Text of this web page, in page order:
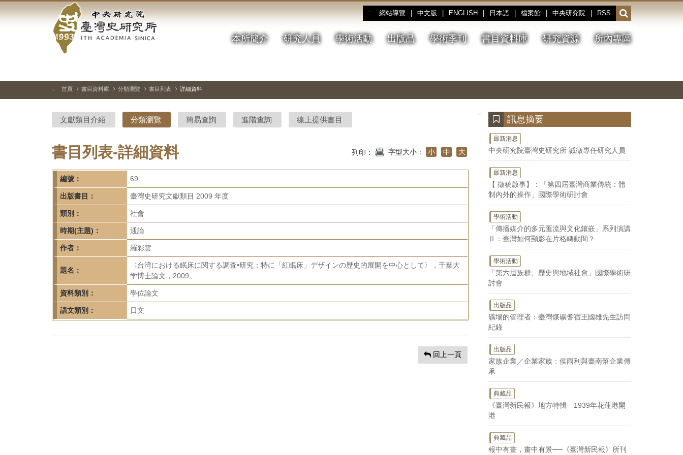
到
中
央
研
院-
臺
灣
史
研
究
所-
首
頁
::: 網站導覽 中文版 ENGLISH 日本語 檔案館 中央研究院 RSS
開
啟
或
收
本所簡介 研究人員 學術活動 出版品 學術季刊 書目資料庫 研究資源 所內專區
停、
圖
圖
結
::: 首頁 書目資料庫 分類瀏覽 書目列表 詳細資料
文獻類目介紹 分類瀏覽 簡易查詢 進階查詢 線上提供書目
書目列表-詳細資料 列印： 字型大小： 小 中 大
編號： 69
出版書目： 臺灣史研究文獻類目 2009 年度
類別： 社會
時期(主題)： 通論
作者： 羅彩雲
題名：
〈台湾における眠床に関する調査•研究：特に「紅眠床」デザインの歴史的展開を中心として〉，千葉大
学博士論文，2009。
資料類別： 學位論文
語文類別： 日文
回上一頁
訊息摘要
最新消息
中央研究院臺灣史研究所 誠徵專任研究人員
最新消息
【 徵稿啟事】：「第四屆臺灣商業傳統：體
制內外的操作」國際學術研討會
學術活動
「傳播媒介的多元匯流與文化鑲嵌」系列演講
Ⅱ：臺灣如何顯影在片格轉動間？
學術活動
「第六屆族群、歷史與地域社會」國際學術研
討會
出版品
礦場的管理者：臺灣煤礦耆宿王國雄先生訪問
紀錄
出版品
家族企業／企業家族：侯雨利與臺南幫企業傳
承
典藏品
《臺灣新民報》地方特輯—1939年花蓮港開
港
典藏品
報中有畫，畫中有景──《臺灣新民報》所刊